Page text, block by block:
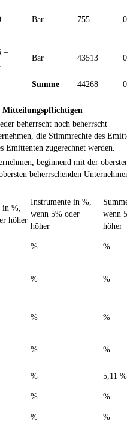
Bar 755
–
Bar 43513
Summe 44268
Mitteilungspflichtigen
beherrscht noch beherrscht
die Stimmrechte des
Emittenten zugerechnet werden.
beginnend mit der
beherrschenden
in %,
höher
Instrumente in %,
wenn 5% oder
höher
wenn
höher
% %
% %
% %
% %
% 5,11 %
%
%
% %